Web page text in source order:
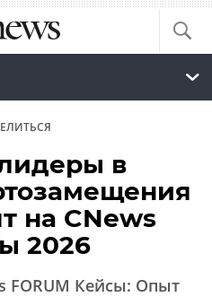
в
на CNews
2026
FORUM Кейсы: Опыт